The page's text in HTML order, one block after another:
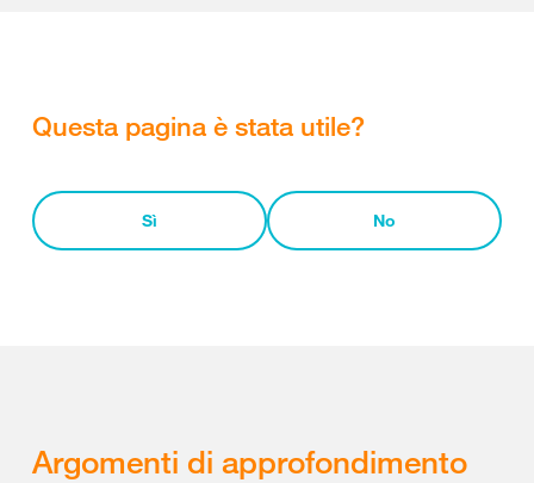
Questa pagina è stata utile?
Sì No
Argomenti di approfondimento